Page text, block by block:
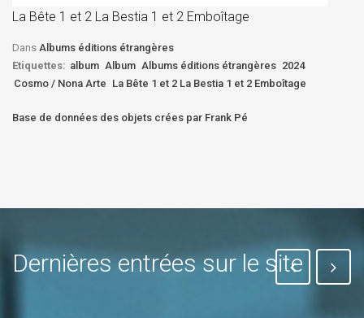
La Bête 1 et 2 La Bestia 1 et 2 Emboîtage
Dans Albums éditions étrangères
Etiquettes: album Album Albums éditions étrangères 2024
Cosmo / Nona Arte La Bête 1 et 2 La Bestia 1 et 2 Emboîtage
Base de données des objets crées par Frank Pé
Dernières entrées sur le site